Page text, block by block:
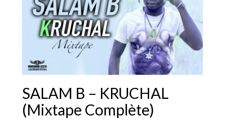
SALAM B – KRUCHAL
(Mixtape Complète)